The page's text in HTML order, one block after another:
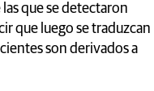
que se detectaron
que luego se traduzcan
son derivados a